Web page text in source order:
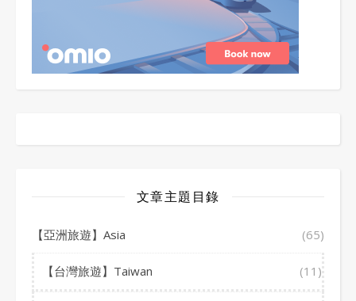
文章主題目錄
【亞洲旅遊】Asia (65)
【台灣旅遊】Taiwan (11)